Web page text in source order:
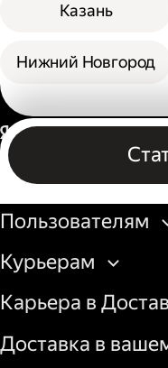
Казань
Нижний Новгород
Бизнесу
Пользователям
Курьерам
Карьера в
Доставка в